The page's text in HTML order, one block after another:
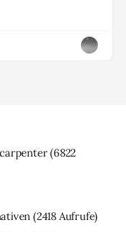
(6822
(2418 Aufrufe)